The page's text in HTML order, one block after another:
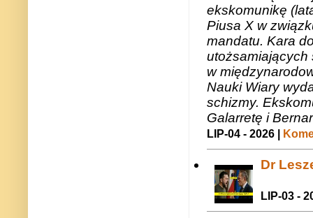
ekskomunikę
Piusa X w
mandatu. Kara
utożsamiających
w
Nauki Wiary
schizmy.
Galarretę i
LIP-04 - 2026 |
Dr
LIP-03 -